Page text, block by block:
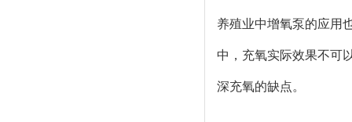
养殖业中增氧泵的应用
中，充氧实际效果不可
深充氧的缺点。